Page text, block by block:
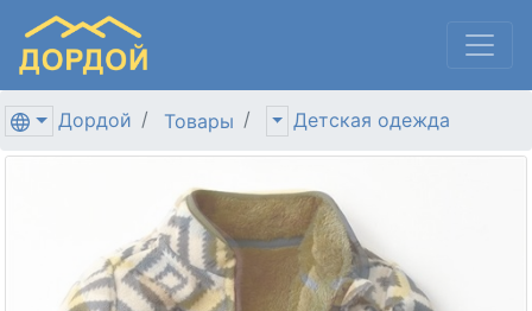
Дордой Товары Детская одежда